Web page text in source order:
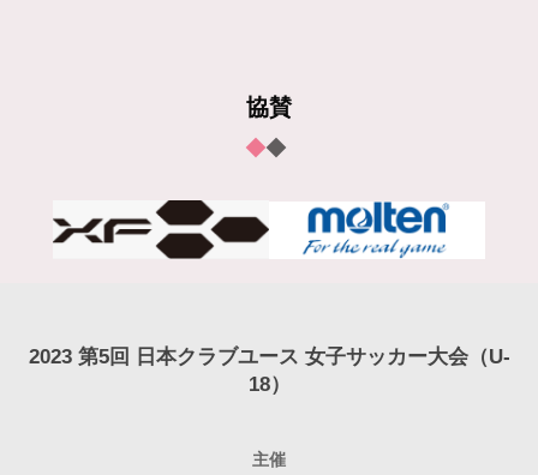
協賛
2023 第5回 日本クラブユース 女子サッカー大会（U-
18）
主催